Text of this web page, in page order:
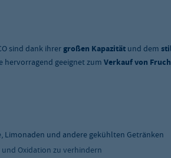
sind dank ihrergroßen Kapazität und dem
hervorragend geeignet zum Verkauf von
Limonaden und andere gekühlten Getränken
Oxidation zu verhindern